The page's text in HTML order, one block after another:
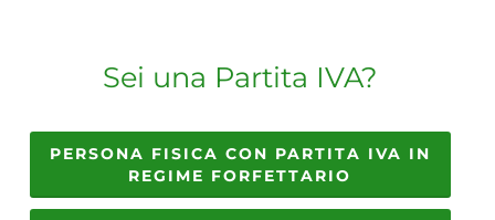
Sei una Partita IVA?
PERSONA FISICA CON PARTITA IVA IN
REGIME FORFETTARIO